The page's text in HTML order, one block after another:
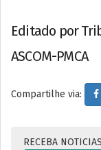
Editado por
ASCOM-PMCA
Compartilhe via:
RECEBA